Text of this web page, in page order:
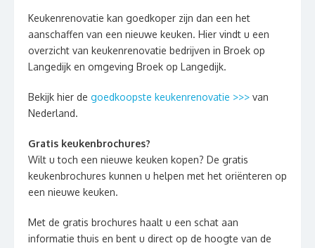
Keukenrenovatie kan goedkoper zijn dan een het
aanschaffen van een nieuwe keuken. Hier vindt u een
overzicht van keukenrenovatie bedrijven in Broek op
Langedijk en omgeving Broek op Langedijk.
Bekijk hier de goedkoopste keukenrenovatie >>> van
Nederland.
Gratis keukenbrochures?
Wilt u toch een nieuwe keuken kopen? De gratis
keukenbrochures kunnen u helpen met het oriënteren op
een nieuwe keuken.
Met de gratis brochures haalt u een schat aan
informatie thuis en bent u direct op de hoogte van de